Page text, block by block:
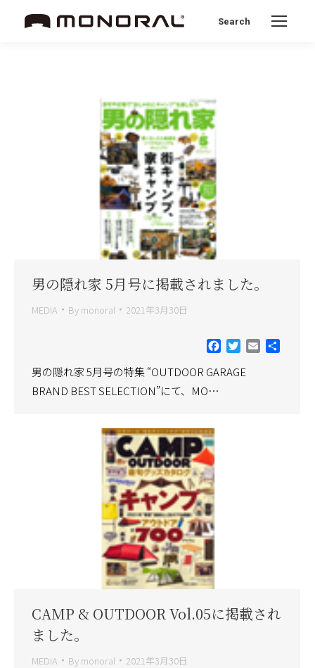
Search:
Search
男の隠れ家 5月号に掲載されました。
MEDIA By monoral 2021年3月30日
Facebook
Twitter
Email
男の隠れ家 5月号の特集 “OUTDOOR GARAGE
BRAND BEST SELECTION”にて、MO…
CAMP & OUTDOOR Vol.05に掲載され
ました。
MEDIA By monoral 2021年3月30日